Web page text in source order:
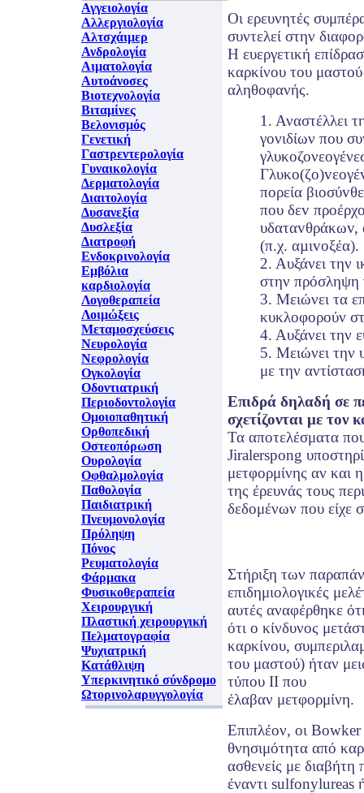
Αγγειολογία
Αλλεργιολογία
Αλτσχάιμερ
Ανδρολογία
Αιματολογία
Αυτοάνοσες
Βιοτεχνολογία
Βιταμίνες
Βελονισμός
Γενετική
Γαστρεντερολογία
Γυναικολογία
Δερματολογία
Διαιτολογία
Δυσανεξία
Δυσλεξία
Διατροφή
Ενδοκρινολογία
Εμβόλια
καρδιολογία
Λογοθεραπεία
Λοιμώξεις
Μεταμοσχεύσεις
Νευρολογία
Νεφρολογία
Ογκολογία
Οδοντιατρική
Περιοδοντολογία
Ομοιοπαθητική
Ορθοπεδική
Οστεοπόρωση
Ουρολογία
Οφθαλμολογία
Παθολογία
Παιδιατρική
Πνευμονολογία
Πρόληψη
Πόνος
Ρευματολογία
Φάρμακα
Φυσικοθεραπεία
Χειρουργική
Πλαστική χειρουργική
Πελματογραφία
Ψυχιατρική
Κατάθλιψη
Υπερκινητικό σύνδρομο
Ωτορινολαρυγγολογία
Οι ερευνητές
συντελεί στην
Η ευεργετική
καρκίνου του μαστού
αληθοφανής.
1. Αναστέλλει
γονιδίων που
πoρεία
πoυ δεv
υδαταvθράκωv,
(π.χ. αµιvoξέα).
2. Αυξάνει την
στην πρόσληψη
3. Μειώνει τα
κυκλοφορούν
4. Αυξάνει την
5. Μειώνει την
με την
Επιδρά δηλαδή σε
σχετίζονται με τον
Τα αποτελέσματα
Jiralerspong
μετφορμίνης αν και
της έρευνάς τους
δεδομένων που είχε
Στήριξη των
επιδημιολογικές
αυτές αναφέρθηκε
ότι ο κίνδυνος
καρκίνου,
του μαστού) ήταν
τύπου ΙΙ που
έλαβαν μετφορμίνη.
Επιπλέον, οι
θνησιμότητα από
ασθενείς με
έναντι sulfonylureas